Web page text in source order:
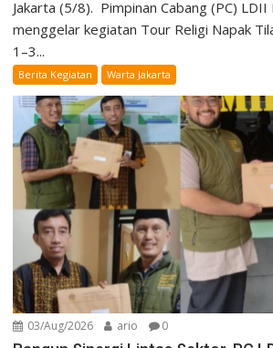
Jakarta (5/8). Pimpinan Cabang (PC) LDII
menggelar kegiatan Tour Religi Napak
1–3...
Berita Kegiatan Warta Jakarta
03/Aug/2026 ario 0